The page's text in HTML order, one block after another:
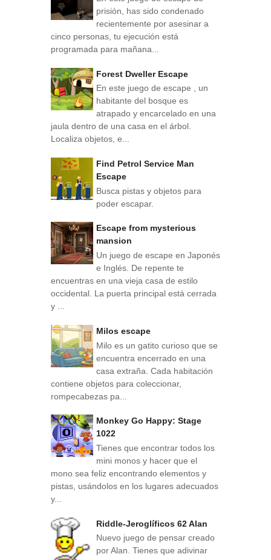
prisión, has sido condenado
recientemente por asesinar a
cinco personas, tu ejecución está
programada para mañana...
Forest Dweller Escape
En este juego de escape , un
habitante del bosque es
atrapado y encarcelado en una
jaula dentro de una casa en el árbol.
Localiza objetos, e...
Find Petrol Service Man
Escape
Busca pistas y objetos para
poder escapar.
Escape from mysterious
mansion
Un juego de escape en Japonés
e Inglés. De repente te
encuentras en una vieja casa de estilo
occidental. La puerta principal está cerrada
y ...
Milos escape
Milo es un gatito curioso que se
encuentra encerrado en una
casa extraña. Cada habitación
contiene objetos para coleccionar,
rompecabezas pa...
Monkey Go Happy: Stage
1022
Tienes que encontrar todos los
mini monos y hacer que el
mono sea feliz encontrando elementos y
pistas, usándolos en los lugares adecuados
y...
Riddle-Jeroglíficos 62 Alan
Nuevo juego de pensar creado
por Alan. Tienes que adivinar